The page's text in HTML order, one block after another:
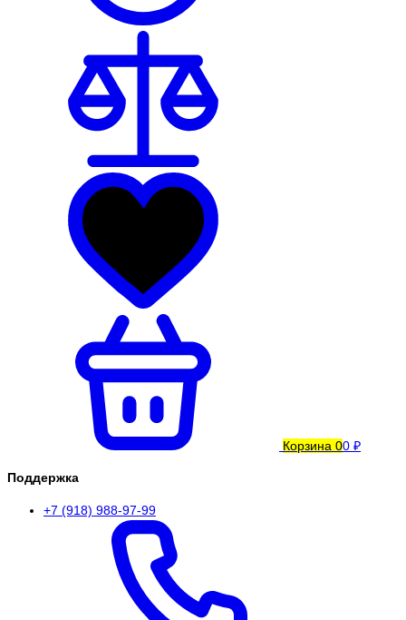
Корзина 00 ₽
Поддержка
+7 (918) 988-97-99